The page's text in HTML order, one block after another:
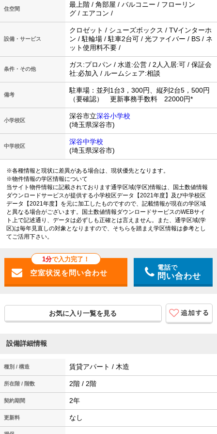
住空間
最上階 / 角部屋 / バルコニー / フローリン
グ / エアコン /
設備・サービス
クロゼット / シューズボックス / TVインターホ
ン / 駐輪場 / 駐車2台可 / 光ファイバー / BS / ネ
ット使用料不要 /
条件・その他
ガス:プロパン / 水道:公営 / 2人入居:可 / 保証会
社:必加入 / ルームシェア:相談
備考
駐車場：並列1台3，300円、縦列2台5，500円
（要確認） 更新事務手数料 22000円*
小学校区
深谷市立深谷小学校
(埼玉県深谷市)
中学校区
深谷中学校
(埼玉県深谷市)
※各種情報と現状に差異がある場合は、現状優先となります。
※物件情報の学区情報について
当サイト物件情報に記載されております通学区域(学区)情報は、国土数値情報
ダウンロードサービスが提供する小学校区データ【2021年度】及び中学校区
データ【2021年度】を元に加工したものですので、記載情報が現在の学区域
と異なる場合がございます。国土数値情報ダウンロードサービスのWEBサイ
ト上で記述通り、データは必ずしも正確とは言えません。また、通学区域(学
区)は毎年見直しの対象となりますので、そちらを踏まえ学区情報は参考とし
てご活用下さい。
1分で入力完了！
電話で
問い合わせ
お気に入り一覧を見る
設備詳細情報
種別 / 構造 賃貸アパート / 木造
所在階 / 階数 2階 / 2階
契約期間 2年
更新料 なし